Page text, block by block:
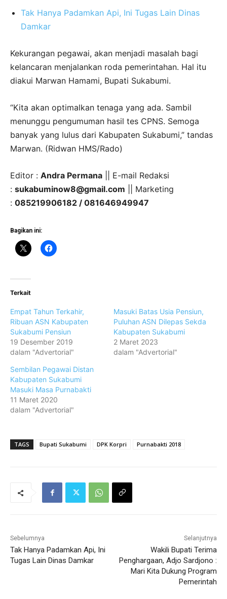
Tak Hanya Padamkan Api, Ini Tugas Lain Dinas
Damkar
Kekurangan pegawai, akan menjadi masalah bagi
kelancaran menjalankan roda pemerintahan. Hal itu
diakui Marwan Hamami, Bupati Sukabumi.
“Kita akan optimalkan tenaga yang ada. Sambil
menunggu pengumuman hasil tes CPNS. Semoga
banyak yang lulus dari Kabupaten Sukabumi,” tandas
Marwan. (Ridwan HMS/Rado)
Editor : Andra Permana || E-mail Redaksi
: sukabuminow8@gmail.com || Marketing
: 085219906182 / 081646949947
Bagikan ini:
Terkait
Empat Tahun Terkahir,
Ribuan ASN Kabupaten
Sukabumi Pensiun
19 Desember 2019
dalam "Advertorial"
Masuki Batas Usia Pensiun,
Puluhan ASN Dilepas Sekda
Kabupaten Sukabumi
2 Maret 2023
dalam "Advertorial"
Sembilan Pegawai Distan
Kabupaten Sukabumi
Masuki Masa Purnabakti
11 Maret 2020
dalam "Advertorial"
TAGS Bupati Sukabumi DPK Korpri Purnabakti 2018
Sebelumnya
Tak Hanya Padamkan Api, Ini
Tugas Lain Dinas Damkar
Selanjutnya
Wakili Bupati Terima
Penghargaan, Adjo Sardjono :
Mari Kita Dukung Program
Pemerintah